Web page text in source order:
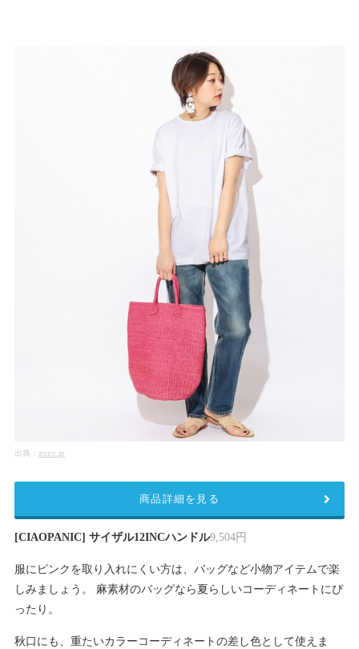
出典： zozo.jp
[CIAOPANIC] サイザル12INCハンドル9,504円
服にピンクを取り入れにくい方は、バッグなど小物アイテムで楽
しみましょう。 麻素材のバッグなら夏らしいコーディネートにぴ
ったり。
秋口にも、重たいカラーコーディネートの差し色として使えま
商品詳細を見る